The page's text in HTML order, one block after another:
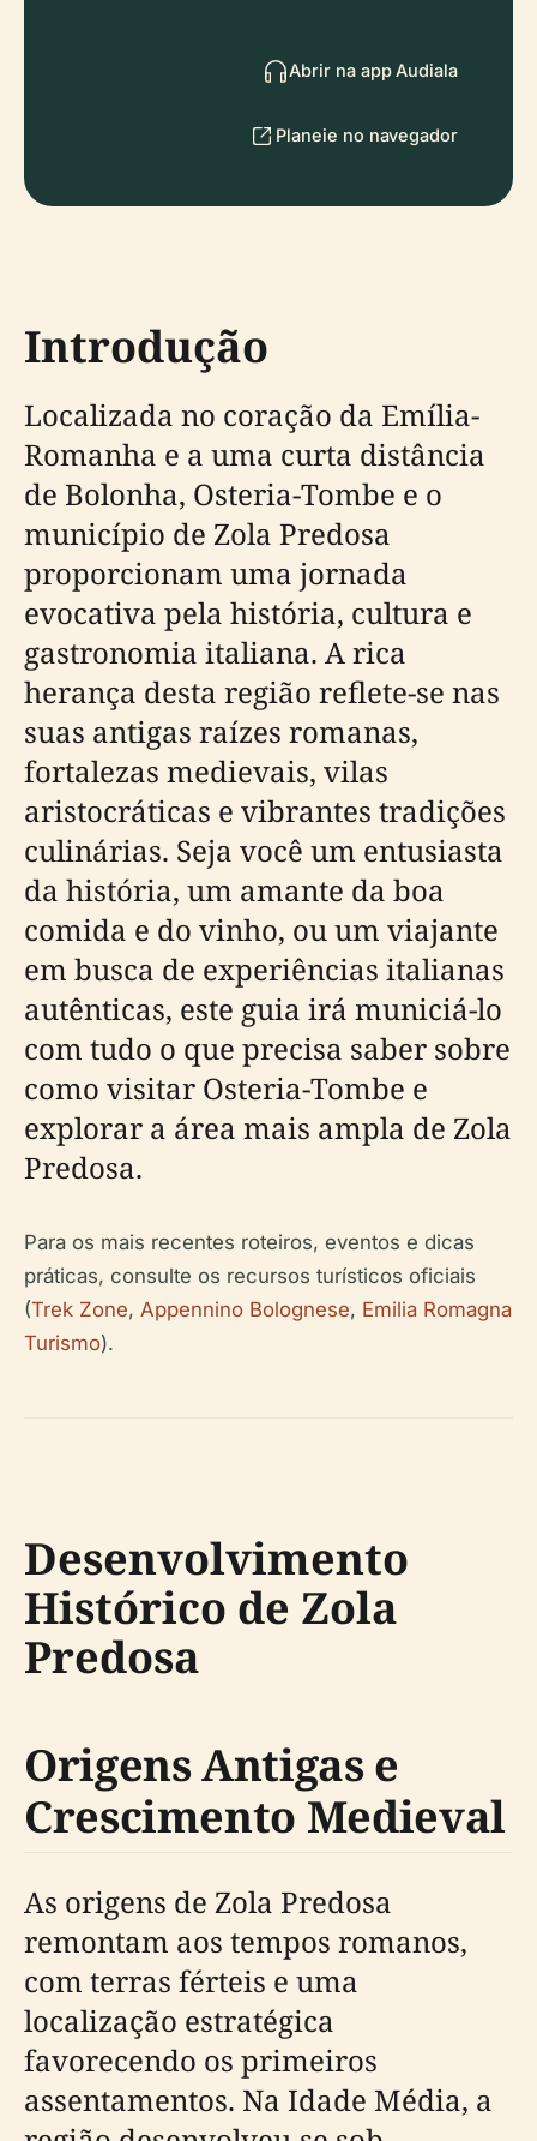
Abrir na app Audiala
Planeie no navegador
Introdução
Localizada no coração da Emília-
Romanha e a uma curta distância
de Bolonha, Osteria-Tombe e o
município de Zola Predosa
proporcionam uma jornada
evocativa pela história, cultura e
gastronomia italiana. A rica
herança desta região reflete-se nas
suas antigas raízes romanas,
fortalezas medievais, vilas
aristocráticas e vibrantes tradições
culinárias. Seja você um entusiasta
da história, um amante da boa
comida e do vinho, ou um viajante
em busca de experiências italianas
autênticas, este guia irá municiá-lo
com tudo o que precisa saber sobre
como visitar Osteria-Tombe e
explorar a área mais ampla de Zola
Predosa.
Para os mais recentes roteiros, eventos e dicas
práticas, consulte os recursos turísticos oficiais
(Trek Zone, Appennino Bolognese, Emilia Romagna
Turismo).
Desenvolvimento
Histórico de Zola
Predosa
Origens Antigas e
Crescimento Medieval
As origens de Zola Predosa
remontam aos tempos romanos,
com terras férteis e uma
localização estratégica
favorecendo os primeiros
assentamentos. Na Idade Média, a